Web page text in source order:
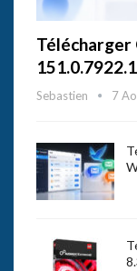
Télécharger
Sebastien 7